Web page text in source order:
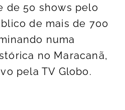
de 50 shows pelo
de mais de 700
numa
no Maracanã,
pela TV Globo.